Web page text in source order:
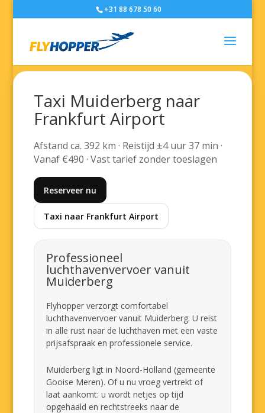
+31 88 678 50 60
Taxi Muiderberg naar
Frankfurt Airport
Afstand ca. 392 km · Reistijd ±4 uur 37 min ·
Vanaf €490 · Vast tarief zonder toeslagen
Reserveer nu
Taxi naar Frankfurt Airport
Professioneel
luchthavenvervoer vanuit
Muiderberg
Flyhopper verzorgt comfortabel
luchthavenvervoer vanuit Muiderberg. U reist
in alle rust naar de luchthaven met een vaste
prijsafspraak en professionele service.
Muiderberg ligt in Noord-Holland (gemeente
Gooise Meren). Of u nu vroeg vertrekt of
laat aankomt: u wordt netjes op tijd
opgehaald en rechtstreeks naar de